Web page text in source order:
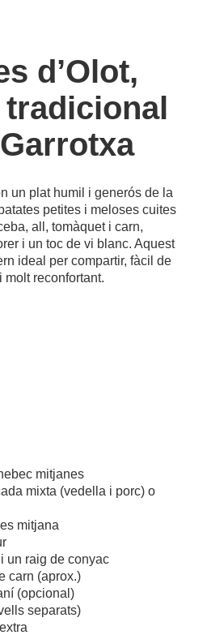
d’Olot,
tradicional
un plat humil i generós de la
petites i meloses cuites
all, tomàquet i carn,
i un toc de vi blanc. Aquest
ideal per compartir, fàcil de
molt reconfortant.
mitjanes
mixta (vedella i porc) o
mitjana
un raig de conyac
carn (aprox.)
(opcional)
separats)